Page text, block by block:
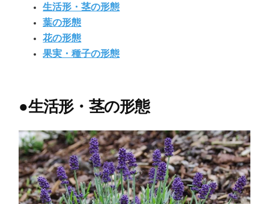
生活形・茎の形態
葉の形態
花の形態
果実・種子の形態
●生活形・茎の形態